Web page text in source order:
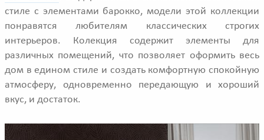
стиле с элементами барокко, модели этой коллекции
понравятся любителям классических строгих
интерьеров. Колекция содержит элементы для
различных помещений, что позволяет оформить весь
дом в едином стиле и создать комфортную спокойную
атмосферу, одновременно передающую и хороший
вкус, и достаток.